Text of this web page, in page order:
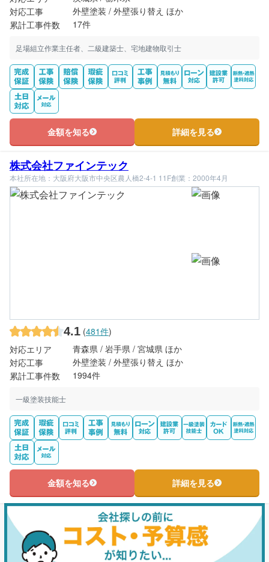
対応工事
外壁塗装 / 外壁張り替え ほか
累計工事件数
17件
足場組立作業主任者、二級建築士、宅地建物取引士
金額を知る 詳細を見る
株式会社ファインテック
本社所在地：大阪府大阪市中央区農人橋2-4-1 11F創業：2000年4月
4.1 (481件)
対応エリア
青森県 / 岩手県 / 宮城県 ほか
対応工事
外壁塗装 / 外壁張り替え ほか
累計工事件数
1994件
一級塗装技能士
金額を知る 詳細を見る